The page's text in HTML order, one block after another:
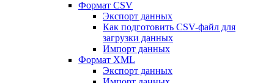
Формат CSV
Экспорт данных
Как подготовить CSV-файл для
загрузки данных
Импорт данных
Формат XML
Экспорт данных